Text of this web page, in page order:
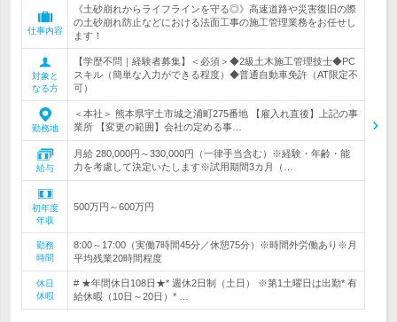
仕事内容
《土砂崩れからライフラインを守る◎》高速道路や災害復旧の際
の土砂崩れ防止などにおける法面工事の施工管理業務をお任せし
ます！
対象と
なる方
【学歴不問｜経験者募集】＜必須＞◆2級土木施工管理技士◆PC
スキル（簡単な入力ができる程度）◆普通自動車免許（AT限定不
可）
勤務地
＜本社＞ 熊本県宇土市城之浦町275番地 【雇入れ直後】上記の事
業所 【変更の範囲】会社の定める事…
給与
月給 280,000円～330,000円（一律手当含む）※経験・年齢・能
力を考慮して決定いたします※試用期間3カ月（…
初年度
年収
500万円～600万円
勤務
時間
8:00～17:00（実働7時間45分／休憩75分）※時間外労働あり※月
平均残業20時間程度
休日
休暇
# ★年間休日108日★* 週休2日制（土日） ※第1土曜日は出勤* 有
給休暇（10日～20日）* …